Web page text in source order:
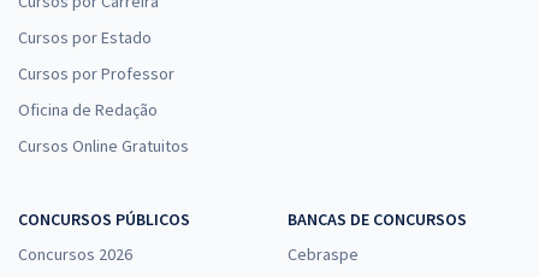
Cursos por Estado
Cursos por Professor
Oficina de Redação
Cursos Online Gratuitos
CONCURSOS PÚBLICOS
Concursos 2026
BANCAS DE CONCURSOS
Cebraspe